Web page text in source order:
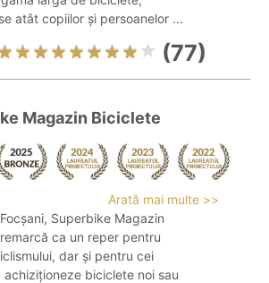
atât copiilor și persoanelor ...
(77)
Magazin Biciclete
Arată mai multe >>
Superbike Magazin
ca un reper pentru
dar și pentru cei
achiziționeze biciclete noi sau